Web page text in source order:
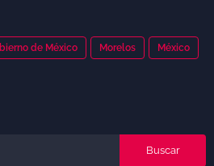
de México Morelos México